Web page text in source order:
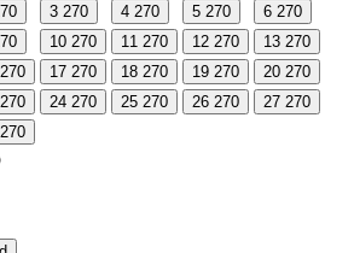
3 270 4 270 5 270 6 270
10 270 11 270 12 270 13 270
270 17 270 18 270 19 270 20 270
270 24 270 25 270 26 270 27 270
270